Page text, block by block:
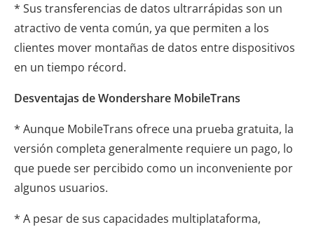
* Sus transferencias de datos ultrarrápidas son un
atractivo de venta común, ya que permiten a los
clientes mover montañas de datos entre dispositivos
en un tiempo récord.
Desventajas de Wondershare MobileTrans
* Aunque MobileTrans ofrece una prueba gratuita, la
versión completa generalmente requiere un pago, lo
que puede ser percibido como un inconveniente por
algunos usuarios.
* A pesar de sus capacidades multiplataforma,